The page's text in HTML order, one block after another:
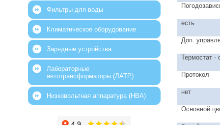
есть
Доп.
Термостат -
Протокол
нет
Основной
Фильтры для воды
Климатическое оборудование
Зарядные устройства
Лабораторные
автотрансформаторы (ЛАТР)
Низковольтная аппаратура (НВА)